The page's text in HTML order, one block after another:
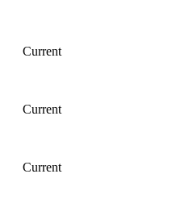
Current
Current
Current